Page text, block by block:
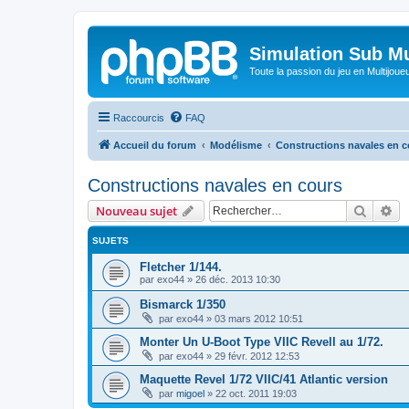
Simulation Sub
Toute la passion du jeu en
Raccourcis FAQ
Accueil du forum Modélisme Constructions navales en
Constructions navales en cours
Nouveau sujet
SUJETS
Fletcher 1/144.
par exo44 » 26 déc. 2013 10:30
Bismarck 1/350
par exo44 » 03 mars 2012 10:51
Monter Un U-Boot Type VIIC Revell au 1/72.
par exo44 » 29 févr. 2012 12:53
Maquette Revel 1/72 VIIC/41 Atlantic version
par migoel » 22 oct. 2011 19:03